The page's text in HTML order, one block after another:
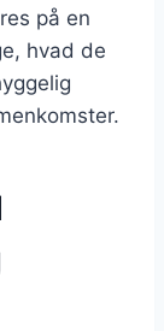
på en
hvad de